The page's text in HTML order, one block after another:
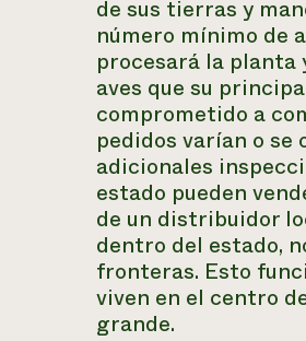
de sus tierras y
número mínimo de
procesará la planta
aves que su
comprometido a
pedidos varían o se
adicionales
estado pueden
de un distribuidor
dentro del estado,
fronteras. Esto
viven en el centro
grande.